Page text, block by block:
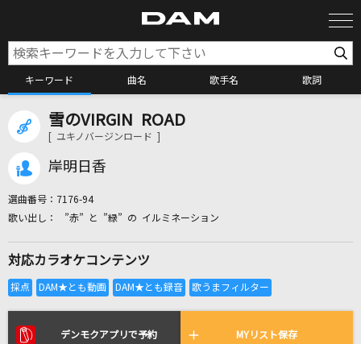
キーワード 曲名 歌手名 歌詞
カラオケ検索
全国りれき
リアルタイムで歌われている曲の一覧
雪のVIRGIN ROAD
[ ユキノバージンロード ]
岸明日香
選曲番号： 7176-94
”赤” と ”緑” の イルミネーション
対応カラオケコンテンツ
デンモクアプリで予約 MYリスト保存